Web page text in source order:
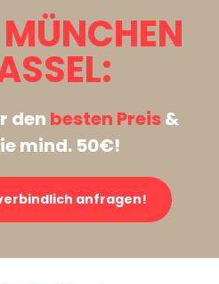
MÜNCHEN
den besten Preis&
mind. 50€!
anfragen!